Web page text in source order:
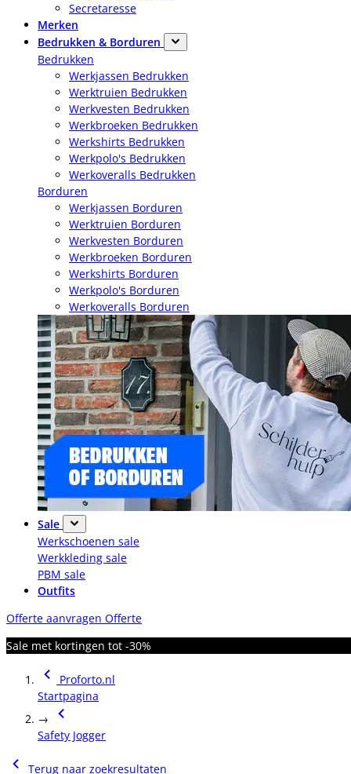
Secretaresse
Merken
Bedrukken & Borduren
Bedrukken
Werkjassen Bedrukken
Werktruien Bedrukken
Werkvesten Bedrukken
Werkbroeken Bedrukken
Werkshirts Bedrukken
Werkpolo's Bedrukken
Werkoveralls Bedrukken
Borduren
Werkjassen Borduren
Werktruien Borduren
Werkvesten Borduren
Werkbroeken Borduren
Werkshirts Borduren
Werkpolo's Borduren
Werkoveralls Borduren
Sale
Werkschoenen sale
Werkkleding sale
PBM sale
Outfits
Offerte aanvragen Offerte
Sale met kortingen tot -30%
Proforto.nl
Startpagina
→
Safety Jogger
Terug naar zoekresultaten